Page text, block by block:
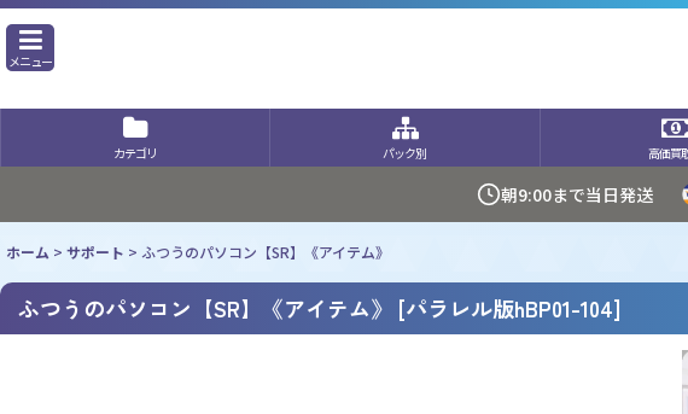
メニュー
カテゴリ パック別 高価買
朝9:00まで当日発送
ホーム > サポート > ふつうのパソコン【SR】《アイテム》
ふつうのパソコン【SR】《アイテム》 [パラレル版hBP01-104]